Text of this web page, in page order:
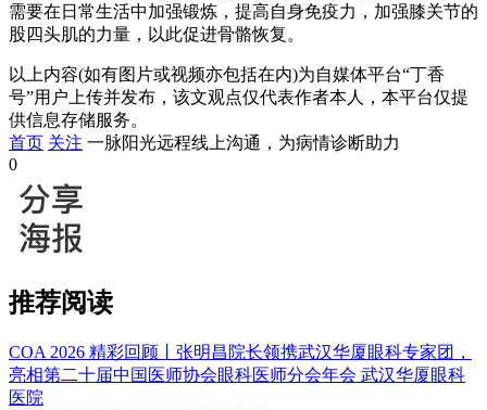
需要在日常生活中加强锻炼，提高自身免疫力，加强膝关节的
股四头肌的力量，以此促进骨骼恢复。
以上内容(如有图片或视频亦包括在内)为自媒体平台“丁香
号”用户上传并发布，该文观点仅代表作者本人，本平台仅提
供信息存储服务。
首页 关注 一脉阳光远程线上沟通，为病情诊断助力
0
推荐阅读
COA 2026 精彩回顾丨张明昌院长领携武汉华厦眼科专家团，
亮相第二十届中国医师协会眼科医师分会年会 武汉华厦眼科
医院